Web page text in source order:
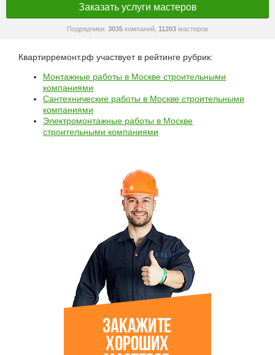
Заказать услуги мастеров
Подрядчики: 3035 компаний, 11203 мастеров
Квартирремонт.рф участвует в рейтинге рубрик:
Монтажные работы в Москве строительными
компаниями
Сантехнические работы в Москве строительными
компаниями
Электромонтажные работы в Москве
строительными компаниями